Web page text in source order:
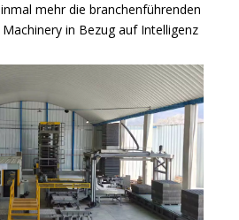
mehr die branchenführenden
in Bezug auf Intelligenz